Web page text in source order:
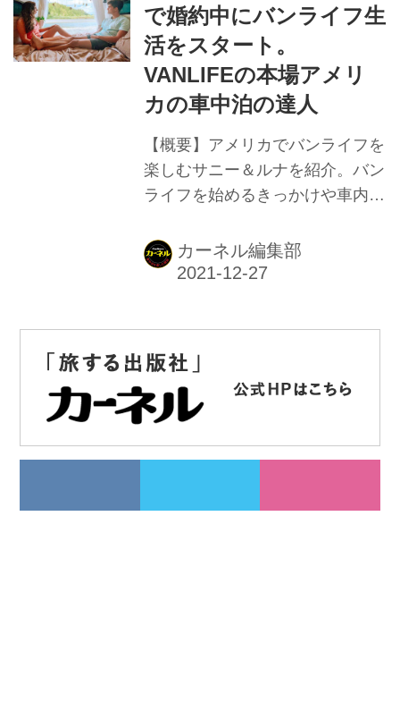
で婚約中にバンライフ生
活をスタート。
VANLIFEの本場アメリ
カの車中泊の達人
【概要】アメリカでバンライフを
楽しむサニー＆ルナを紹介。バン
ライフを始めるきっかけや車内
メリカからのレポート。
カーネル編集部